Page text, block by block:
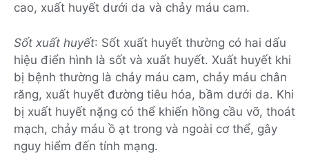
cao, xuất huyết dưới da và chảy máu cam.
Sốt xuất huyết: Sốt xuất huyết thường có hai dấu
hiệu điển hình là sốt và xuất huyết. Xuất huyết khi
bị bệnh thường là chảy máu cam, chảy máu chân
răng, xuất huyết đường tiêu hóa, bầm dưới da. Khi
bị xuất huyết nặng có thể khiến hồng cầu vỡ, thoát
mạch, chảy máu ồ ạt trong và ngoài cơ thể, gây
nguy hiểm đến tính mạng.